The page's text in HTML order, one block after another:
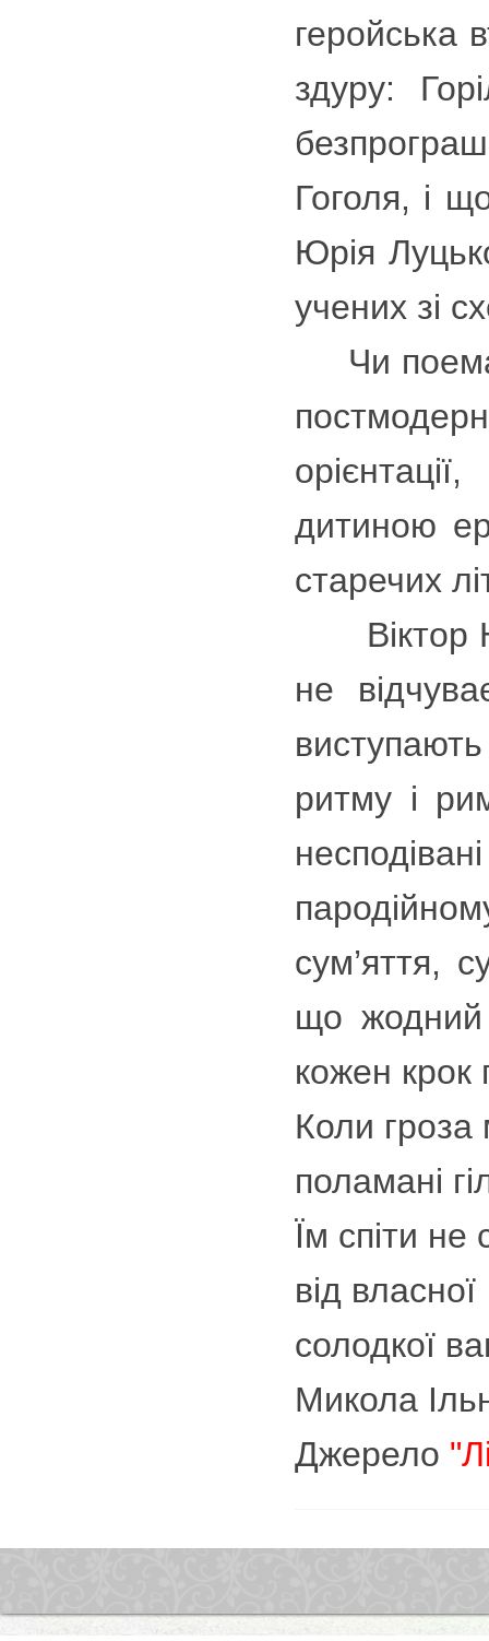
геройська
здуру:
Гоголя, і
Юрія
учених зі
Чи поема
дитиною
старечих
Віктор
не
ритму і
сум’яття,
що жодний
кожен крок
Коли
поламані
Їм спіти
від власної
солодкої
Микола
Джерело